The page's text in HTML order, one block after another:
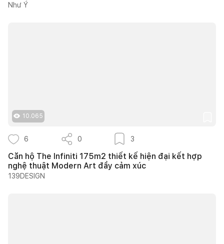
Như Ý
10.065
6 0 3
Căn hộ The Infiniti 175m2 thiết kế hiện đại kết hợp
nghệ thuật Modern Art đầy cảm xúc
139DESIGN